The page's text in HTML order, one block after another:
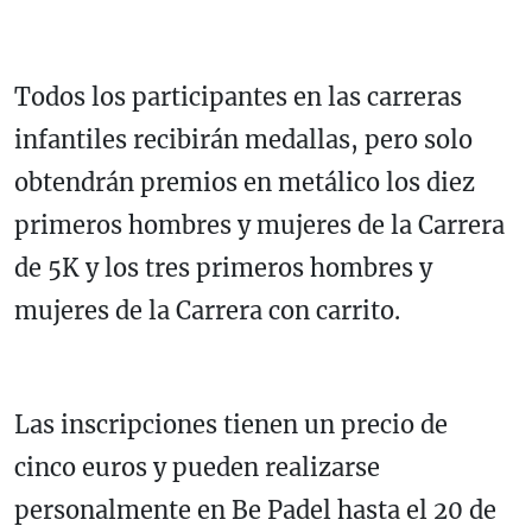
Todos los participantes en las carreras
infantiles recibirán medallas, pero solo
obtendrán premios en metálico los diez
primeros hombres y mujeres de la Carrera
de 5K y los tres primeros hombres y
mujeres de la Carrera con carrito.
Las inscripciones tienen un precio de
cinco euros y pueden realizarse
personalmente en Be Padel hasta el 20 de